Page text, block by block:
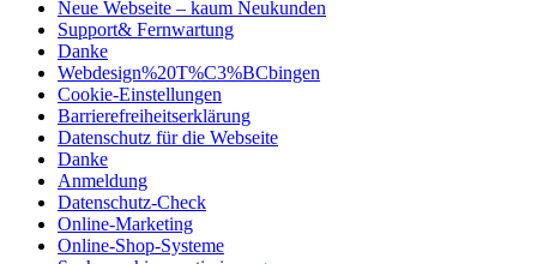
Neue Webseite – kaum Neukunden
Support& Fernwartung
Danke
Webdesign%20T%C3%BCbingen
Cookie-Einstellungen
Barrierefreiheitserklärung
Datenschutz für die Webseite
Danke
Anmeldung
Datenschutz-Check
Online-Marketing
Online-Shop-Systeme